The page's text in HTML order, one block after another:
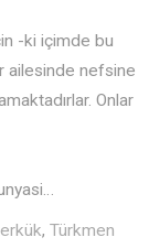
-ki içimde bu
ailesinde nefsine
Onlar
,Türkmen